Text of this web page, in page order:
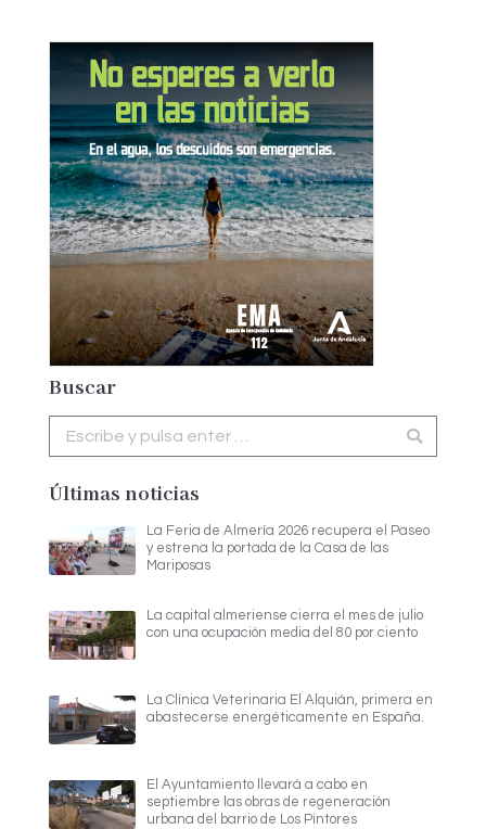
Buscar
Últimas noticias
La Feria de Almería 2026 recupera el Paseo
y estrena la portada de la Casa de las
Mariposas
La capital almeriense cierra el mes de julio
con una ocupación media del 80 por ciento
La Clínica Veterinaria El Alquián, primera en
abastecerse energéticamente en España.
El Ayuntamiento llevará a cabo en
septiembre las obras de regeneración
urbana del barrio de Los Pintores